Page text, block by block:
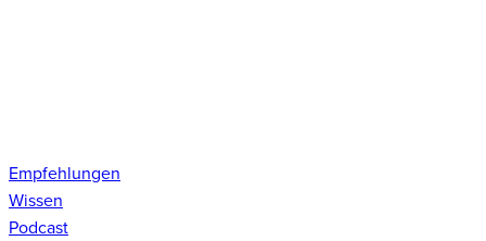
Empfehlungen
Wissen
Podcast